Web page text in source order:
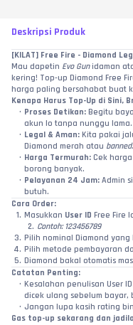
Deskripsi Produk
[KILAT] Free Fire - Diamond
Mau dapetin Evo Gun idaman
kering! Top-up Diamond Free
harga paling bersahabat buat
Kenapa Harus Top-Up di Sini,
Proses Detikan: Begitu
akun lo tanpa nunggu lama.
Legal & Aman: Kita pakai
Diamond merah atau banned.
Harga Termurah: Cek
borong banyak.
Pelayanan 24 Jam: Admin
butuh.
Cara Order:
Masukkan User ID Free Fire
Contoh: 123456789
Pilih nominal Diamond yang
Pilih metode pembayaran
Diamond bakal otomatis
Catatan Penting:
Kesalahan penulisan User
dicek ulang sebelum bayar,
Jangan lupa kasih rating
Gas top-up sekarang dan